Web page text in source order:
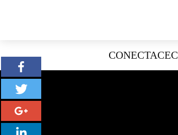
CONECTACEC